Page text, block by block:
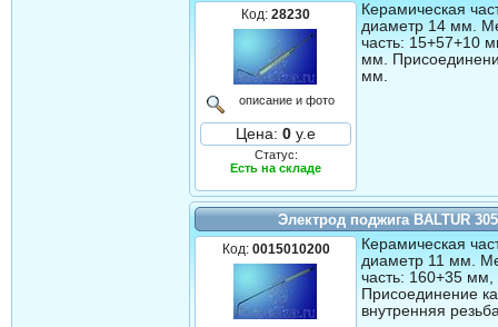
Код:28230
описание и фото
Цена: 0 у.е
Статус:
Есть на складе
Керамическая
диаметр 14 мм.
часть: 15+57+10
мм.
мм.
Электрод поджига BALTUR
Код: 0015010200
Керамическая
диаметр 11 мм.
часть: 160+35
Присоединение
внутренняя